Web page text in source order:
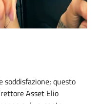
soddisfazione; questo
Asset Elio